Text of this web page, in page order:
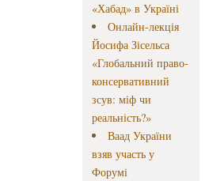
«Хабад» в Україні
Онлайн-лекція
Йосифа Зісельса
«Глобальний право-
консервативний
зсув: міф чи
реальність?»
Ваад України
взяв участь у
Форумі